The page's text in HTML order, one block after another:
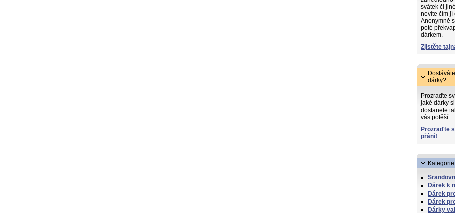
svátek či
nevíte čím jí
Anonymně
poté
dárkem.
Zjistěte
dárky?
Prozraďte
jaké dárky
dostanete
vás potěší.
Prozraďte
přání!
Dárek k
Dárek
Dárek
Dárky